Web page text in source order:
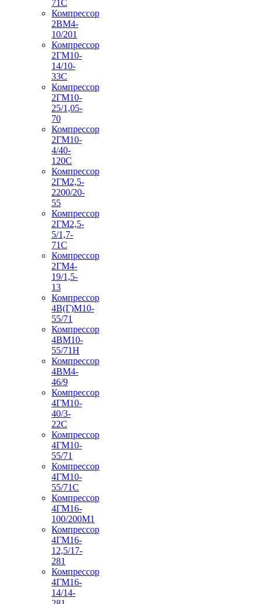
71С
Компрессор
2ВМ4-
10/201
Компрессор
2ГМ10-
14/10-
33С
Компрессор
2ГМ10-
25/1,05-
70
Компрессор
2ГМ10-
4/40-
120С
Компрессор
2ГМ2,5-
2200/20-
55
Компрессор
2ГМ2,5-
5/1,7-
71С
Компрессор
2ГМ4-
19/1,5-
13
Компрессор
4В(Г)М10-
55/71
Компрессор
4ВМ10-
55/71Н
Компрессор
4ВМ4-
46/9
Компрессор
4ГМ10-
40/3-
22С
Компрессор
4ГМ10-
55/71
Компрессор
4ГМ10-
55/71С
Компрессор
4ГМ16-
100/200М1
Компрессор
4ГМ16-
12,5/17-
281
Компрессор
4ГМ16-
14/14-